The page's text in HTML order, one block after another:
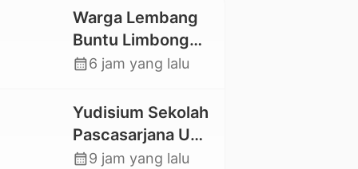
Warga Lembang
Buntu Limbong
Gandasil,
Jalan Sepanjang
500 Meter
calendar_month6 jam yang lalu
Yudisium Sekolah
Pascasarjana UKI
Toraja Lahirkan 58
calendar_month9 jam yang lalu